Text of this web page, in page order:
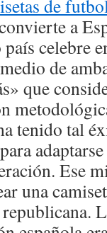
de
a
celebre
de
que
tenido tal
Ese
una